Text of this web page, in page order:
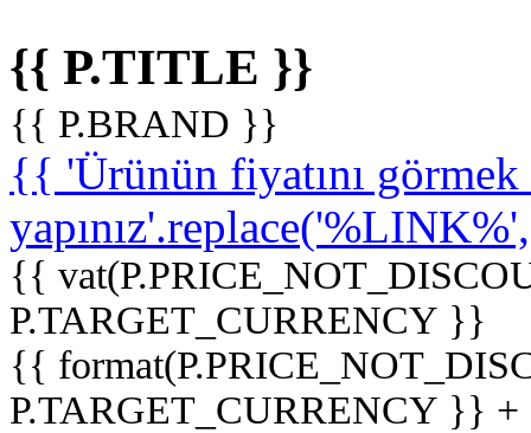
{{ P.TITLE }}
{{ P.BRAND }}
{{ 'Ürünün fiyatını
{{
P.TARGET_CURRENCY }}
{{
P.TARGET_CURRENCY }}